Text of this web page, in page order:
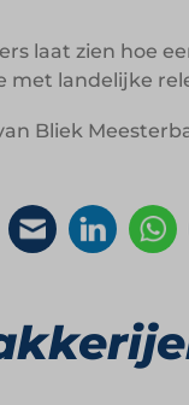
laat zien hoe
met landelijke
Bliek